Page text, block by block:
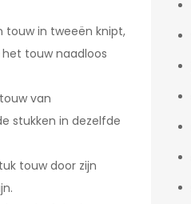
touw in tweeën knipt,
touw naadloos
van
stukken in dezelfde
touw door zijn